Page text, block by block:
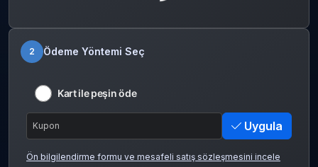
2 Ödeme Yöntemi Seç
Kart ile peşin öde
Uygula
Ön bilgilendirme formu ve mesafeli satış sözleşmesini incele